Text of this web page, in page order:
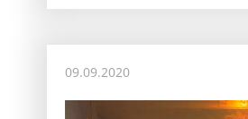
09.09.2020